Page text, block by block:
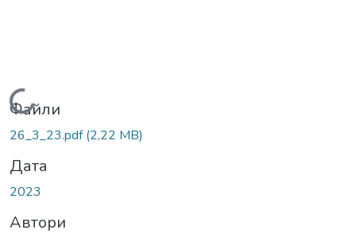
Вантажиться...
Файли
26_3_23.pdf(2,22 MB)
Дата
2023
Автори